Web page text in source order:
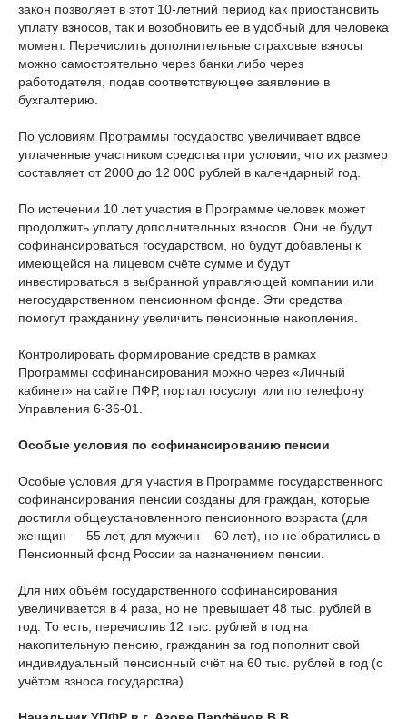
закон позволяет в этот 10-летний период как приостановить
уплату взносов, так и возобновить ее в удобный для человека
момент. Перечислить дополнительные страховые взносы
можно самостоятельно через банки либо через
работодателя, подав соответствующее заявление в
бухгалтерию.
По условиям Программы государство увеличивает вдвое
уплаченные участником средства при условии, что их размер
составляет от 2000 до 12 000 рублей в календарный год.
По истечении 10 лет участия в Программе человек может
продолжить уплату дополнительных взносов. Они не будут
софинансироваться государством, но будут добавлены к
имеющейся на лицевом счёте сумме и будут
инвестироваться в выбранной управляющей компании или
негосударственном пенсионном фонде. Эти средства
помогут гражданину увеличить пенсионные накопления.
Контролировать формирование средств в рамках
Программы софинансирования можно через «Личный
кабинет» на сайте ПФР, портал госуслуг или по телефону
Управления 6-36-01.
Особые условия по софинансированию пенсии
Особые условия для участия в Программе государственного
софинансирования пенсии созданы для граждан, которые
достигли общеустановленного пенсионного возраста (для
женщин — 55 лет, для мужчин – 60 лет), но не обратились в
Пенсионный фонд России за назначением пенсии.
Для них объём государственного софинансирования
увеличивается в 4 раза, но не превышает 48 тыс. рублей в
год. То есть, перечислив 12 тыс. рублей в год на
накопительную пенсию, гражданин за год пополнит свой
индивидуальный пенсионный счёт на 60 тыс. рублей в год (с
учётом взноса государства).